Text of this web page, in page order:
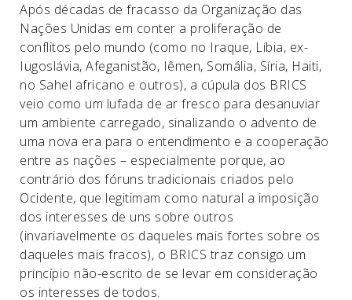
Após décadas de fracasso da Organização das
Nações Unidas em conter a proliferação de
conflitos pelo mundo (como no Iraque, Líbia, ex-
Iugoslávia, Afeganistão, Iêmen, Somália, Síria, Haiti,
no Sahel africano e outros), a cúpula dos BRICS
veio como um lufada de ar fresco para desanuviar
um ambiente carregado, sinalizando o advento de
uma nova era para o entendimento e a cooperação
entre as nações – especialmente porque, ao
contrário dos fóruns tradicionais criados pelo
Ocidente, que legitimam como natural a imposição
dos interesses de uns sobre outros
(invariavelmente os daqueles mais fortes sobre os
daqueles mais fracos), o BRICS traz consigo um
princípio não-escrito de se levar em consideração
os interesses de todos.